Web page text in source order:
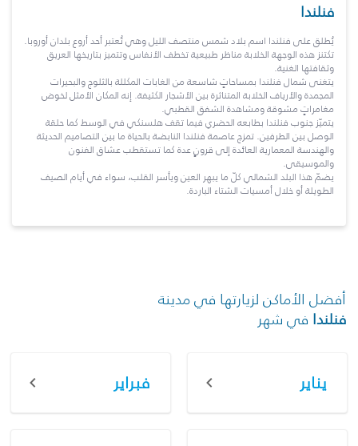
فنلندا
يُطلق على فنلندا اسم بلاد شمس منتصف الليل وهي تُعتبر أحد أروع بلدان أوروبا.
تكتنز هذه الوجهة الخلابة مناظر طبيعية تخطف الأنفاس وتتميز بتاريخها العريق
وثقافتها الغنية.
يتغنى شمال فنلندا بمساحاتٍ شاسعة من الغابات المكللة بالثلوج والبحيرات
المجمدة والأرياف الخلابة المتناثرة بين الأشجار الكثيفة. إنه المكان الأمثل لخوض
مغامراتٍ مشوقة ومشاهدة الشفق القطبي.
يتميّز جنوب فنلندا بطابعه الحضري فيما تقف هلسنكي في الوسط كما حلقة
الوصل بين الطرفين. تمزج عاصمة فنلندا النابضة بالحياة ما بين التصاميم الحديثة
والهندسة المعمارية العائدة إلى قرونٍ عدة كما تستقطب عشاق الفنون
والموسيقى.
يضمّ هذا البلد الشمالي كلّ ما يبهر العين ويأسر القلب، سواء في أيام الصيف
الطويلة أو خلال أمسيات الشتاء الباردة.
أفضل الأماكن لزيارتها في مدينة
فنلندا في شهر
يناير فبراير